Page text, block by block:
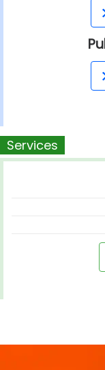
Services